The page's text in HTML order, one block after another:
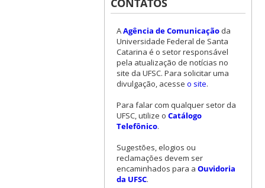
CONTATOS
AAgência de Comunicaçãoda
Universidade Federal de Santa
Catarina é o setor responsável
pela atualização de notícias no
site da UFSC. Para solicitar uma
divulgação, acesse o site.
Para falar com qualquer setor da
UFSC, utilize o Catálogo
Telefônico.
Sugestões, elogios ou
reclamações devem ser
encaminhados para a Ouvidoria
da UFSC.